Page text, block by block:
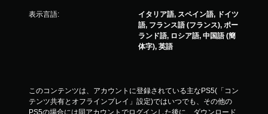
表示言語:
イタリア語, スペイン語, ドイツ
語, フランス語 (フランス), ポー
ランド語, ロシア語, 中国語 (簡
体字), 英語
このコンテンツは、アカウントに登録されている主なPS5(「コン
テンツ共有とオフラインプレイ」設定)ではいつでも、その他の
PS5の場合には同アカウントでログインした後に、ダウンロード